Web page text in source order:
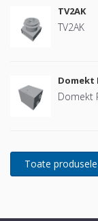
TV2AK
TV2AK
Domekt
Domekt